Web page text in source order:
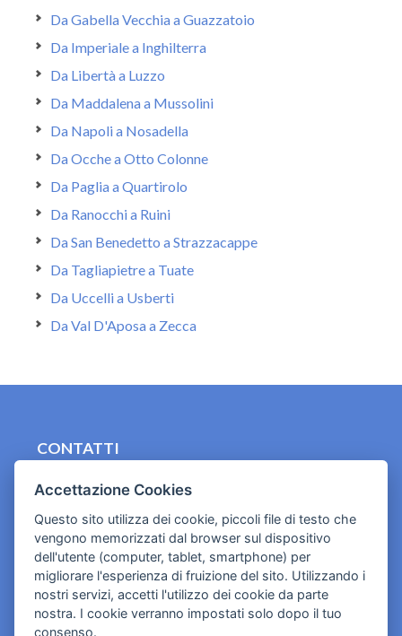
Da Gabella Vecchia a Guazzatoio
Da Imperiale a Inghilterra
Da Libertà a Luzzo
Da Maddalena a Mussolini
Da Napoli a Nosadella
Da Ocche a Otto Colonne
Da Paglia a Quartirolo
Da Ranocchi a Ruini
Da San Benedetto a Strazzacappe
Da Tagliapietre a Tuate
Da Uccelli a Usberti
Da Val D'Aposa a Zecca
CONTATTI
Cookies e informativa privacy
Accettazione Cookies
Questo sito utilizza dei cookie, piccoli file di testo che
vengono memorizzati dal browser sul dispositivo
dell'utente (computer, tablet, smartphone) per
migliorare l'esperienza di fruizione del sito. Utilizzando i
nostri servizi, accetti l'utilizzo dei cookie da parte
nostra. I cookie verranno impostati solo dopo il tuo
consenso.